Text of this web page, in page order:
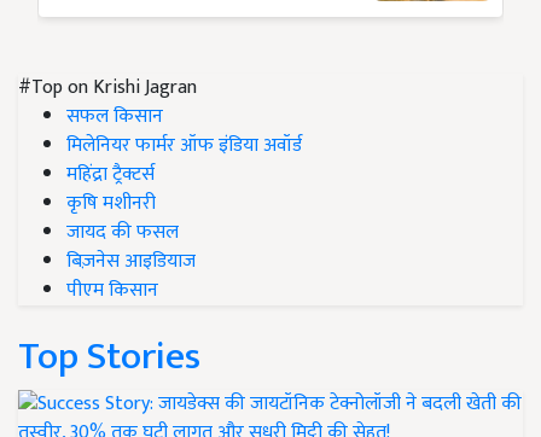
#Top on Krishi Jagran
सफल किसान
मिलेनियर फार्मर ऑफ इंडिया अवॉर्ड
महिंद्रा ट्रैक्टर्स
कृषि मशीनरी
जायद की फसल
बिज़नेस आइडियाज
पीएम किसान
Top Stories